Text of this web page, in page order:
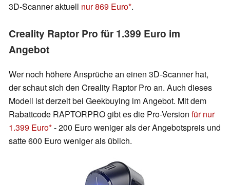
3D-Scanner aktuell nur 869 Euro .
Creality Raptor Pro für 1.399 Euro im
Angebot
Wer noch höhere Ansprüche an einen 3D-Scanner hat,
der schaut sich den Creality Raptor Pro an. Auch dieses
Modell ist derzeit bei Geekbuying im Angebot. Mit dem
Rabattcode RAPTORPRO gibt es die Pro-Version für nur
1.399 Euro - 200 Euro weniger als der Angebotspreis und
satte 600 Euro weniger als üblich.